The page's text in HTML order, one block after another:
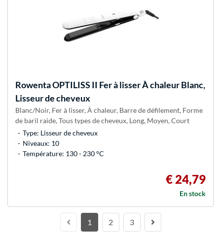
RowentaOPTILISS II Fer à lisser À chaleur Blanc,
Lisseur de cheveux
Blanc/Noir, Fer à lisser, À chaleur, Barre de défilement, Forme
de baril raide, Tous types de cheveux, Long, Moyen, Court
Type: Lisseur de cheveux
Niveaux: 10
Température: 130 - 230 °C
€ 24,79
En stock
1 2 3